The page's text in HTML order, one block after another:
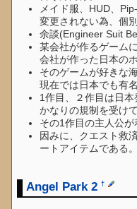
メイド服、HUD、
変更されない為、個
余談(Engineer Suit
某会社が作るゲーム
会社が作った日本の
そのゲームが好きな
現在では日本でも有
1作目、２作目は日本
かなりの規制を受け
その1作目の主人公が
因みに、クエスト救
ートアイテムである。
Angel Park 2 †